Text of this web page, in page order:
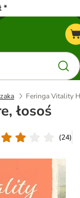
*
Feringa Vitality
łosoś
(24)